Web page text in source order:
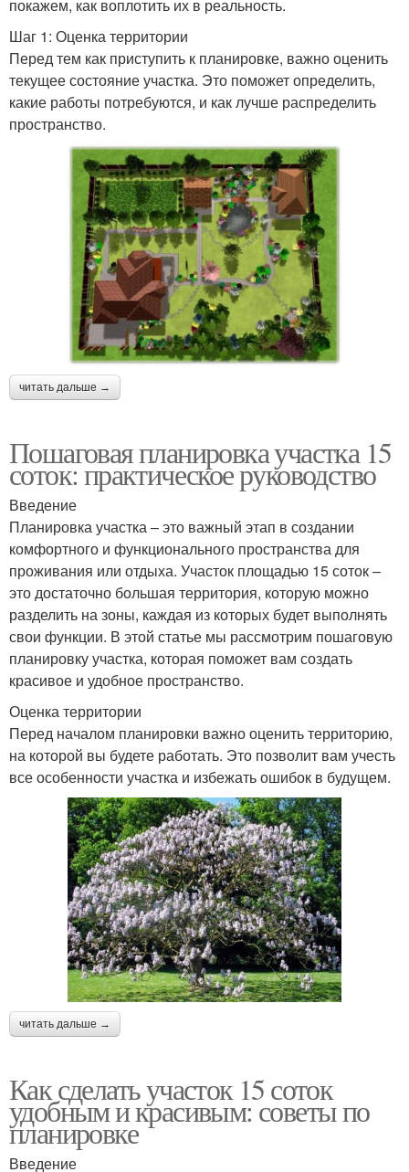
покажем, как воплотить их в реальность.
Шаг 1: Оценка территории
Перед тем как приступить к планировке, важно оценить
текущее состояние участка. Это поможет определить,
какие работы потребуются, и как лучше распределить
пространство.
читать дальше →
Пошаговая планировка участка 15
соток: практическое руководство
Введение
Планировка участка – это важный этап в создании
комфортного и функционального пространства для
проживания или отдыха. Участок площадью 15 соток –
это достаточно большая территория, которую можно
разделить на зоны, каждая из которых будет выполнять
свои функции. В этой статье мы рассмотрим пошаговую
планировку участка, которая поможет вам создать
красивое и удобное пространство.
Оценка территории
Перед началом планировки важно оценить территорию,
на которой вы будете работать. Это позволит вам учесть
все особенности участка и избежать ошибок в будущем.
читать дальше →
Как сделать участок 15 соток
удобным и красивым: советы по
планировке
Введение